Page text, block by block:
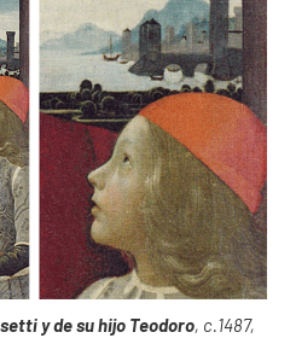
y de su hijo Teodoro, c.1487,